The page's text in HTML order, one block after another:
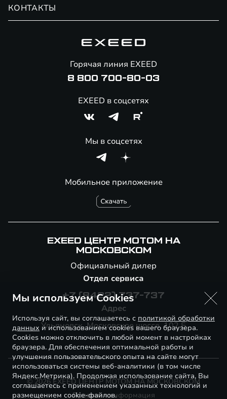
Сервис
Помощь на дорогах
КОНТАКТЫ
Мобильное приложение
Горячая линия EXEED
8 800 700-80-03
EXEED в соцсетях
Мы в соцсетях
EXEED ЦЕНТР МОТОМ НА
МОСКОВСКОМ
Официальный дилер
Отдел сервиса
+7 (8422) 737-737
Адрес
Ульяновск, Московское шоссе, 102 Б
© 2026 EXEED ЦЕНТР МОТОМ НА МОСКОВСКОМ
Правовая информация
Мы используем Cookies
Используя сайт, вы соглашаетесь с политикой обработки
данных и использованием cookies вашего браузера.
Cookies можно отключить в любой момент в настройках
браузера. Для обеспечения оптимальной работы и
улучшения пользовательского опыта на сайте могут
использоваться системы веб-аналитики (в том числе
Яндекс.Метрика). Продолжая использование сайта, Вы
соглашаетесь с применением указанных технологий и
размещением cookie-файлов.